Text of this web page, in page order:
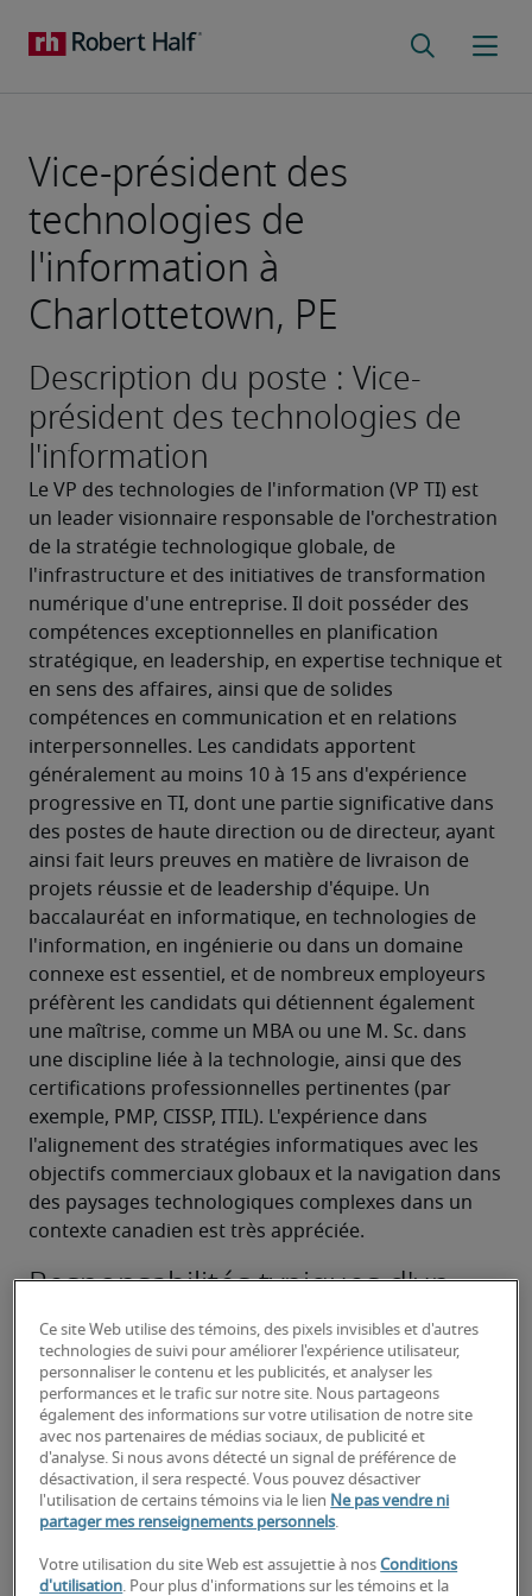
Vice-président des
technologies de
l'information à
Charlottetown, PE
Description du poste : Vice-
président des technologies de
l'information
Le VP des technologies de l'information (VP TI) est
un leader visionnaire responsable de l'orchestration
de la stratégie technologique globale, de
l'infrastructure et des initiatives de transformation
numérique d'une entreprise. Il doit posséder des
compétences exceptionnelles en planification
stratégique, en leadership, en expertise technique et
en sens des affaires, ainsi que de solides
compétences en communication et en relations
interpersonnelles. Les candidats apportent
généralement au moins 10 à 15 ans d'expérience
progressive en TI, dont une partie significative dans
des postes de haute direction ou de directeur, ayant
ainsi fait leurs preuves en matière de livraison de
projets réussie et de leadership d'équipe. Un
baccalauréat en informatique, en technologies de
l'information, en ingénierie ou dans un domaine
connexe est essentiel, et de nombreux employeurs
préfèrent les candidats qui détiennent également
une maîtrise, comme un MBA ou une M. Sc. dans
une discipline liée à la technologie, ainsi que des
certifications professionnelles pertinentes (par
exemple, PMP, CISSP, ITIL). L'expérience dans
l'alignement des stratégies informatiques avec les
objectifs commerciaux globaux et la navigation dans
des paysages technologiques complexes dans un
contexte canadien est très appréciée.
Responsabilités typiques d'un
vice-président des technologies
de l'information :
Développer et mettre en œuvre des stratégies
et des feuilles de route informatiques
complètes qui s'alignent sur les objectifs
commerciaux globaux et pilotent les initiatives
de transformation numérique.
Superviser l'ensemble de l'infrastructure
informatique, y compris les réseaux, les
Ce site Web utilise des témoins, des pixels invisibles et d'autres
technologies de suivi pour améliorer l'expérience utilisateur,
personnaliser le contenu et les publicités, et analyser les
performances et le trafic sur notre site. Nous partageons
également des informations sur votre utilisation de notre site
avec nos partenaires de médias sociaux, de publicité et
d'analyse. Si nous avons détecté un signal de préférence de
désactivation, il sera respecté. Vous pouvez désactiver
l'utilisation de certains témoins via le lien Ne pas vendre ni
partager mes renseignements personnels.
Votre utilisation du site Web est assujettie à nosConditions
d'utilisation. Pour plus d'informations sur les témoins et la